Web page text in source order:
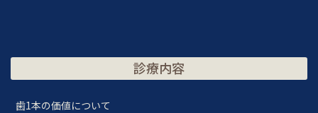
診療内容
歯1本の価値について